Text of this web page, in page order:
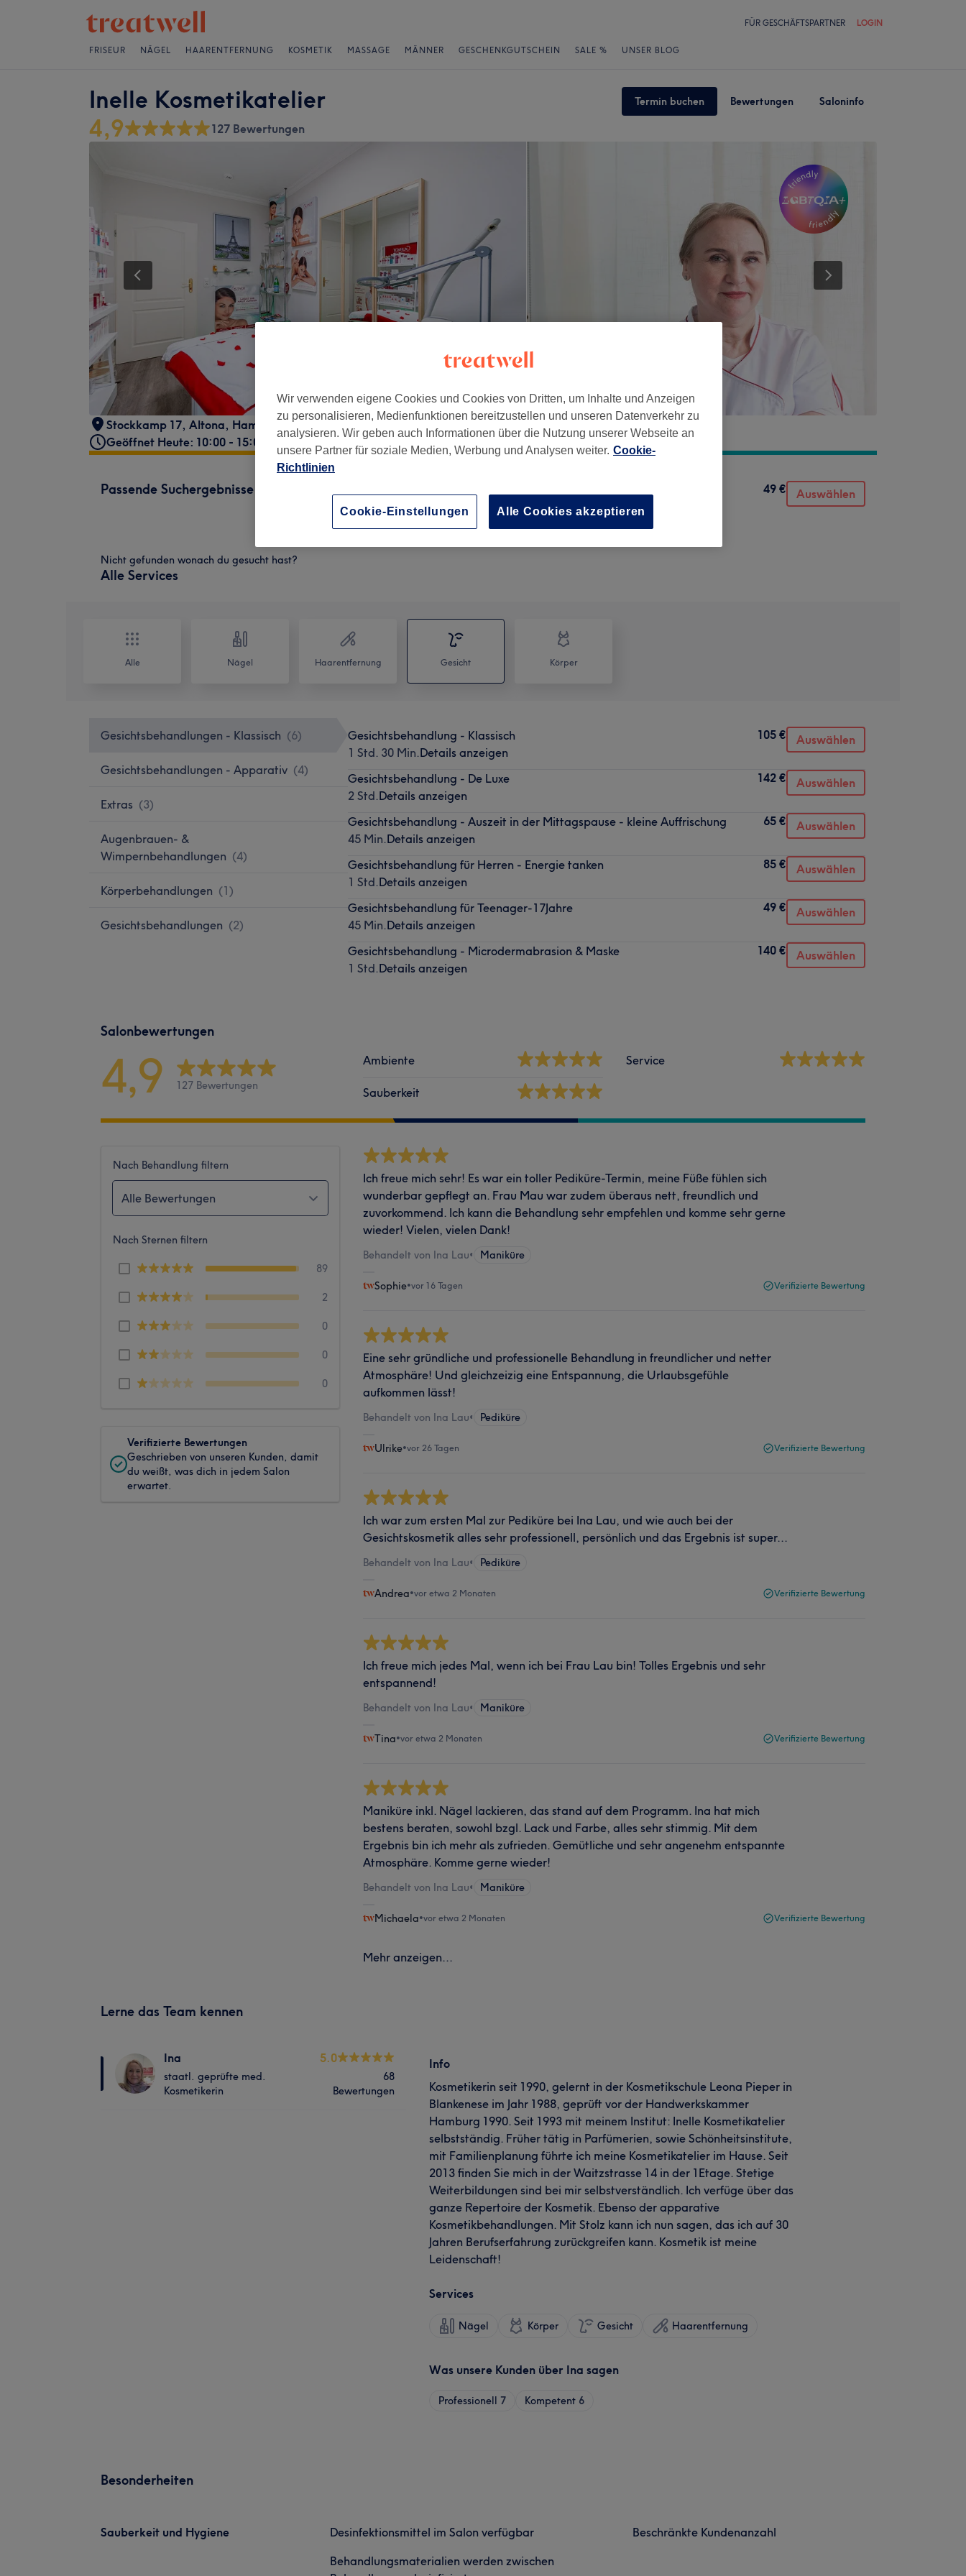
FÜR GESCHÄFTSPARTNER LOGIN
FRISEUR NÄGEL HAARENTFERNUNG KOSMETIK MASSAGE MÄNNER GESCHENKGUTSCHEIN SALE % UNSER BLOG
Inelle Kosmetikatelier Termin buchen Bewertungen Saloninfo
4,9 127 Bewertungen
Stockkamp 17, Altona, Hamburg, 22607
Geöffnet Heute: 10:00 - 15:00
Passende Suchergebnisse
45 Min.Details anzeigen
49 € Auswählen
Nicht gefunden wonach du gesucht hast?
Alle Services
Alle Nägel Haarentfernung Gesicht Körper
Gesichtsbehandlungen - Klassisch (6)
Gesichtsbehandlungen - Apparativ (4)
Extras (3)
Augenbrauen- &
Wimpernbehandlungen (4)
Körperbehandlungen (1)
Gesichtsbehandlungen (2)
Gesichtsbehandlung - Klassisch
1 Std. 30 Min.Details anzeigen
105 € Auswählen
Gesichtsbehandlung - De Luxe
2 Std.Details anzeigen
142 € Auswählen
Gesichtsbehandlung - Auszeit in der Mittagspause - kleine Auffrischung
45 Min.Details anzeigen
65 € Auswählen
Gesichtsbehandlung für Herren - Energie tanken
1 Std.Details anzeigen
85 € Auswählen
Gesichtsbehandlung für Teenager-17Jahre
45 Min.Details anzeigen
49 € Auswählen
Gesichtsbehandlung - Microdermabrasion & Maske
1 Std.Details anzeigen
140 € Auswählen
Salonbewertungen
4,9 127 Bewertungen
Ambiente
Sauberkeit
Service
Nach Behandlung filtern
Alle Bewertungen
Nach Sternen filtern
89
2
0
0
0
Verifizierte Bewertungen
Geschrieben von unseren Kunden, damit
du weißt, was dich in jedem Salon
erwartet.
Ich freue mich sehr! Es war ein toller Pediküre-Termin, meine Füße fühlen sich
wunderbar gepflegt an. Frau Mau war zudem überaus nett, freundlich und
zuvorkommend. Ich kann die Behandlung sehr empfehlen und komme sehr gerne
wieder! Vielen, vielen Dank!
Behandelt von Ina Lau• Maniküre
Sophie•vor 16 Tagen Verifizierte Bewertung
Eine sehr gründliche und professionelle Behandlung in freundlicher und netter
Atmosphäre! Und gleichzeizig eine Entspannung, die Urlaubsgefühle
aufkommen lässt!
Behandelt von Ina Lau• Pediküre
Ulrike•vor 26 Tagen Verifizierte Bewertung
Ich war zum ersten Mal zur Pediküre bei Ina Lau, und wie auch bei der
Gesichtskosmetik alles sehr professionell, persönlich und das Ergebnis ist super...
Behandelt von Ina Lau• Pediküre
Andrea•vor etwa 2 Monaten Verifizierte Bewertung
Ich freue mich jedes Mal, wenn ich bei Frau Lau bin! Tolles Ergebnis und sehr
entspannend!
Behandelt von Ina Lau• Maniküre
Tina•vor etwa 2 Monaten Verifizierte Bewertung
Maniküre inkl. Nägel lackieren, das stand auf dem Programm. Ina hat mich
bestens beraten, sowohl bzgl. Lack und Farbe, alles sehr stimmig. Mit dem
Ergebnis bin ich mehr als zufrieden. Gemütliche und sehr angenehm entspannte
Atmosphäre. Komme gerne wieder!
Behandelt von Ina Lau• Maniküre
Michaela•vor etwa 2 Monaten Verifizierte Bewertung
Mehr anzeigen...
Lerne das Team kennen
Ina
staatl. geprüfte med.
Kosmetikerin
5.0
68
Bewertungen
Info
Kosmetikerin seit 1990, gelernt in der Kosmetikschule Leona Pieper in
Blankenese im Jahr 1988, geprüft vor der Handwerkskammer
Hamburg 1990. Seit 1993 mit meinem Institut: Inelle Kosmetikatelier
selbstständig. Früher tätig in Parfümerien, sowie Schönheitsinstitute,
mit Familienplanung führte ich meine Kosmetikatelier im Hause. Seit
2013 finden Sie mich in der Waitzstrasse 14 in der 1Etage. Stetige
Weiterbildungen sind bei mir selbstverständlich. Ich verfüge über das
ganze Repertoire der Kosmetik. Ebenso der apparative
Kosmetikbehandlungen. Mit Stolz kann ich nun sagen, das ich auf 30
Jahren Berufserfahrung zurückgreifen kann. Kosmetik ist meine
Leidenschaft!
Services
Nägel Körper Gesicht Haarentfernung
Was unsere Kunden über Ina sagen
Professionell 7 Kompetent 6
Besonderheiten
Sauberkeit und Hygiene
Desinfektionsmittel im Salon verfügbar
Behandlungsmaterialien werden zwischen
Beschränkte Kundenanzahl
Wir verwenden eigene Cookies und Cookies von Dritten, um Inhalte und Anzeigen
zu personalisieren, Medienfunktionen bereitzustellen und unseren Datenverkehr zu
analysieren. Wir geben auch Informationen über die Nutzung unserer Webseite an
unsere Partner für soziale Medien, Werbung und Analysen weiter. Cookie-
Richtlinien
Cookie-Einstellungen Alle Cookies akzeptieren